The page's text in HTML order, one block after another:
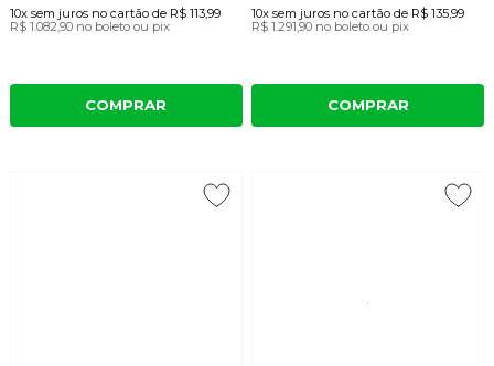
10x sem juros no cartãode R$ 113,99
R$ 1.082,90 no boleto ou pix
COMPRAR
10x sem juros no cartão de R$ 135,99
R$ 1.291,90 no boleto ou pix
COMPRAR